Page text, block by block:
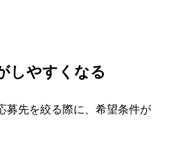
しやすくなる
募先を絞る際に、希望条件が